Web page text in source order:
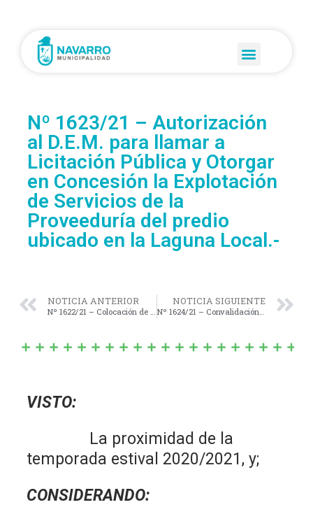
Nº 1623/21 – Autorización
al D.E.M. para llamar a
Licitación Pública y Otorgar
en Concesión la Explotación
de Servicios de la
Proveeduría del predio
ubicado en la Laguna Local.-
NOTICIA ANTERIOR
Nº 1622/21 – Colocación de Contenedores de RSU en nuestro Pueblo y en las Localidades del Interior del Partido de Navarro.-
NOTICIA SIGUIENTE
Nº 1624/21 – Convalidación del Convenio Suscripto con el Ministerio de Infraestructura y Servicios Públicos de la Provincia de Buenos Aires (Ejecución Obra “Casa de la Provincia – Municipalidad de Navarro).-
VISTO:
La proximidad de la
temporada estival 2020/2021, y;
CONSIDERANDO: